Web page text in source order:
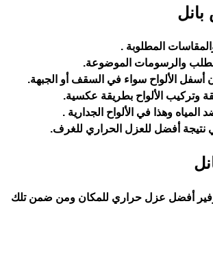
المطلوبة .
والرسومات الموضوعة.
أسفل الألواح سواء في السقف أو الجبهة.
وتركيب الألواح بطريقة عكسية.
وهذا في الألواح الجدارية .
أفضل للعزل الحراري للغرف.
لتوفير أفضل عزل حراري للمكان ومن ضمن تلك